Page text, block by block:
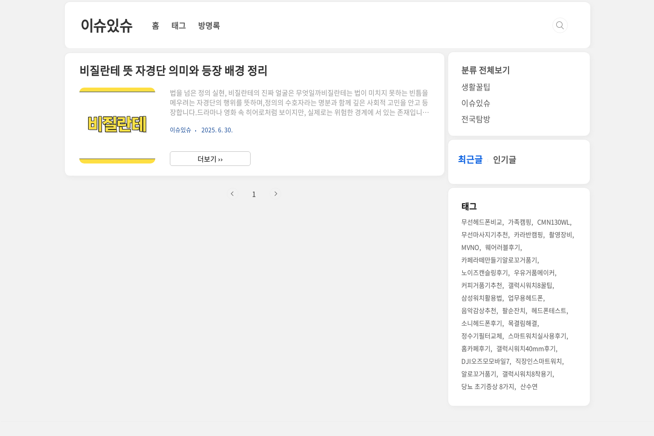
이슈있슈 홈 태그 방명록
비질란테 뜻 자경단 의미와 등장 배경 정리
법을 넘은 정의 실현, 비질란테의 진짜 얼굴은 무엇일까비질란테는 법이 미치지 못하는 빈틈을
메우려는 자경단의 행위를 뜻하며,정의의 수호자라는 명분과 함께 깊은 사회적 고민을 안고 등
장합니다.드라마나 영화 속 히어로처럼 보이지만, 실제로는 위험한 경계에 서 있는 존재입니
란테 뜻과 어원은 어디서 시작됐을까비질란테는 '자경단'의 영어식 표현입니다.라틴어
사람'이라는 뜻을 담고 있죠.법이 제 역할을 하지 못하는 순간, 시민들이 정의를 실현하겠다며
등장합니다.중요한 건, 이 단어 자체가 '법 바깥의 정의'를 상징한다는..
이슈있슈 2025. 6. 30.
더보기 ››
1
분류 전체보기
생활꿀팁
이슈있슈
전국탐방
최근글 인기글
태그
무선헤드폰비교 가족캠핑
CMN130WL
무선마사지기추천
카라반캠핑
촬영장비
MVNO
웨어러블후기
카페라떼만들기알로꼬거품기
노이즈캔슬링후기
우유거품메이커
커피거품기추천
갤럭시워치8꿀팁
삼성워치활용법
업무용헤드폰
음악감상추천
팔순잔치
헤드폰테스트
소니헤드폰후기
목결림해결
정수기필터교체
스마트워치실사용후기
홈카페후기
갤럭시워치40mm후기
DJI오즈모모바일7
직장인스마트워치
알로꼬거품기
갤럭시워치8착용기
당뇨 초기증상 8가지
산수연